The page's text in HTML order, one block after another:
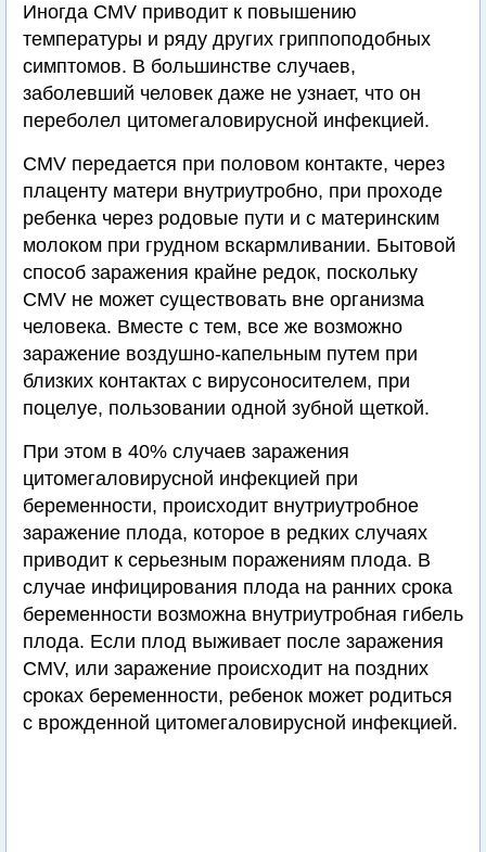
Иногда CMV приводит к повышению
температуры и ряду других гриппоподобных
симптомов. В большинстве случаев,
заболевший человек даже не узнает, что он
переболел цитомегаловирусной инфекцией.
CMV передается при половом контакте, через
плаценту матери внутриутробно, при проходе
ребенка через родовые пути и с материнским
молоком при грудном вскармливании. Бытовой
способ заражения крайне редок, поскольку
CMV не может существовать вне организма
человека. Вместе с тем, все же возможно
заражение воздушно-капельным путем при
близких контактах с вирусоносителем, при
поцелуе, пользовании одной зубной щеткой.
При этом в 40% случаев заражения
цитомегаловирусной инфекцией при
беременности, происходит внутриутробное
заражение плода, которое в редких случаях
приводит к серьезным поражениям плода. В
случае инфицирования плода на ранних срока
беременности возможна внутриутробная гибель
плода. Если плод выживает после заражения
CMV, или заражение происходит на поздних
сроках беременности, ребенок может родиться
с врожденной цитомегаловирусной инфекцией.